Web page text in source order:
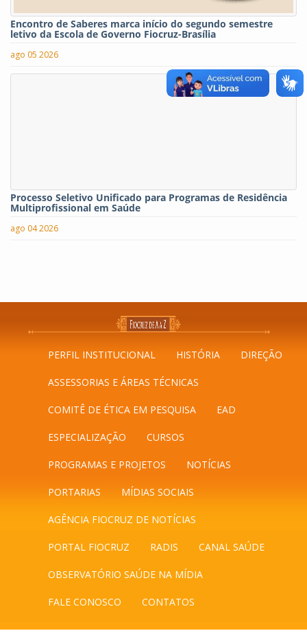
Encontro de Saberes marca início do segundo semestre
letivo da Escola de Governo Fiocruz-Brasília
ago 05 2026
Processo Seletivo Unificado para Programas de Residência
Multiprofissional em Saúde
ago 04 2026
PERFIL INSTITUCIONAL HISTÓRIA DIREÇÃO
ASSESSORIAS E ÁREAS TÉCNICAS
COMITÊ DE ÉTICA EM PESQUISA EAD
ESPECIALIZAÇÃO CURSOS
PROGRAMAS E PROJETOS NOTÍCIAS
PORTARIAS MÍDIAS SOCIAIS
AGÊNCIA FIOCRUZ DE NOTÍCIAS
PORTAL FIOCRUZ RADIS CANAL SAÚDE
OBSERVATÓRIO SAÚDE NA MÍDIA
FALE CONOSCO CONTATOS